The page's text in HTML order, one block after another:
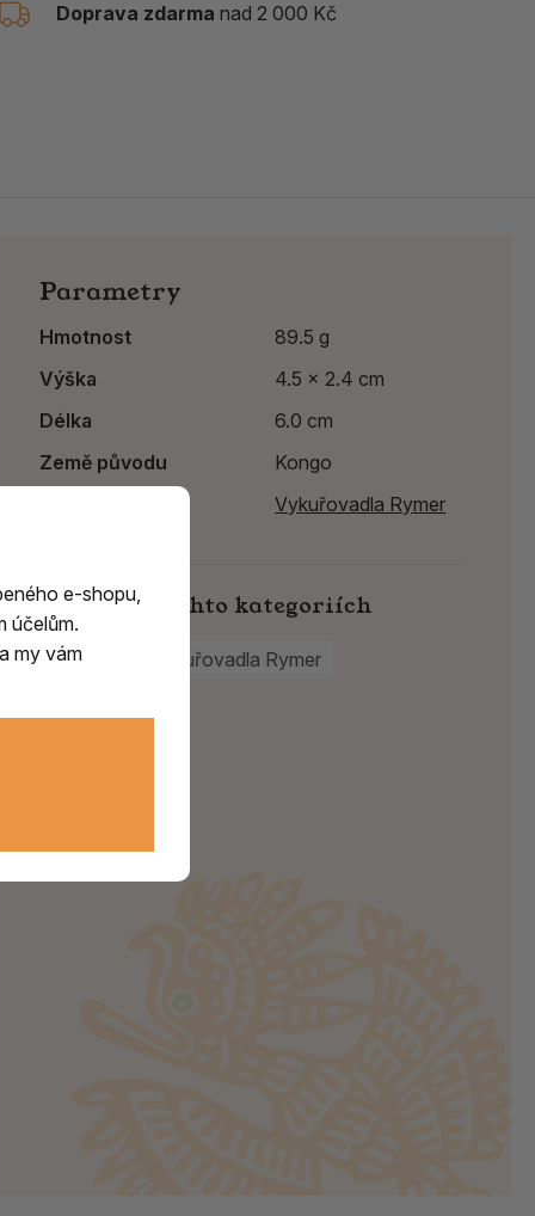
Doprava zdarma nad 2 000 Kč
Parametry
Hmotnost
89.5 g
Výška
4.5 x 2.4 cm
Délka
6.0 cm
Země původu
Kongo
Vykuřovadla Rymer
Najdete v těchto kategoriích
Kameny Vykuřovadla Rymer
e-shopu,
účelům.
my vám